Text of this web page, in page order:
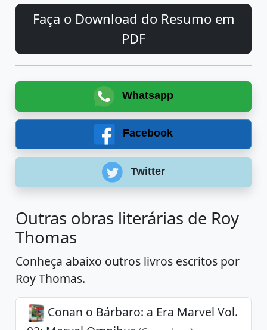
Faça o Download do Resumo em
PDF
Whatsapp
Facebook
Twitter
Outras obras literárias de Roy
Thomas
Conheça abaixo outros livros escritos por
Roy Thomas.
Conan o Bárbaro: a Era Marvel Vol.